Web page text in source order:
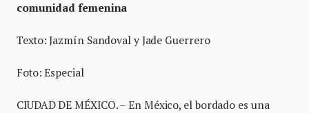
comunidad femenina
Texto: Jazmín Sandoval y Jade Guerrero
Foto: Especial
CIUDAD DE MÉXICO. – En México, el bordado es una